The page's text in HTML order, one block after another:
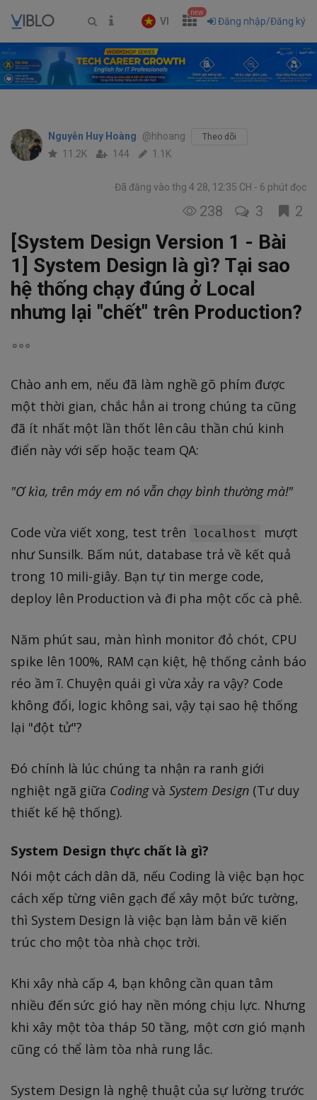
VI
new
Đăng nhập/Đăng ký
Nguyễn Huy Hoàng @hhoang Theo dõi
11.2K 144 1.1K
Đã đăng vào thg 4 28, 12:35 CH 6 phút đọc
238 3 2
[System Design Version 1 - Bài
1] System Design là gì? Tại sao
hệ thống chạy đúng ở Local
nhưng lại "chết" trên Production?
Chào anh em, nếu đã làm nghề gõ phím được
một thời gian, chắc hẳn ai trong chúng ta cũng
đã ít nhất một lần thốt lên câu thần chú kinh
điển này với sếp hoặc team QA:
"Ơ kìa, trên máy em nó vẫn chạy bình thường mà!"
Code vừa viết xong, test trên localhost
mượt
như Sunsilk. Bấm nút, database trả về kết quả
trong 10 mili-giây. Bạn tự tin merge code,
deploy lên Production và đi pha một cốc cà phê.
Năm phút sau, màn hình monitor đỏ chót, CPU
spike lên 100%, RAM cạn kiệt, hệ thống cảnh báo
réo ầm ĩ. Chuyện quái gì vừa xảy ra vậy? Code
không đổi, logic không sai, vậy tại sao hệ thống
lại "đột tử"?
Đó chính là lúc chúng ta nhận ra ranh giới
nghiệt ngã giữa Codingvà System Design(Tư duy
thiết kế hệ thống).
System Design thực chất là gì?
Nói một cách dân dã, nếu Coding là việc bạn học
cách xếp từng viên gạch để xây một bức tường,
thì System Design là việc bạn làm bản vẽ kiến
trúc cho một tòa nhà chọc trời.
Khi xây nhà cấp 4, bạn không cần quan tâm
nhiều đến sức gió hay nền móng chịu lực. Nhưng
khi xây một tòa tháp 50 tầng, một cơn gió mạnh
cũng có thể làm tòa nhà rung lắc.
System Design là nghệ thuật của sự lường trước